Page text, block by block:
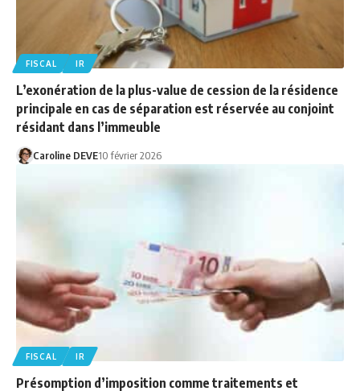
FISCAL IR
L’exonération de la plus-value de cession de la résidence
principale en cas de séparation est réservée au conjoint
résidant dans l’immeuble
Caroline DEVE10 février 2026
FISCAL IR
Présomption d’imposition comme traitements et